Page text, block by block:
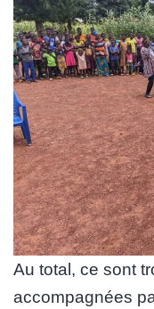
Au total, ce sont
accompagnées